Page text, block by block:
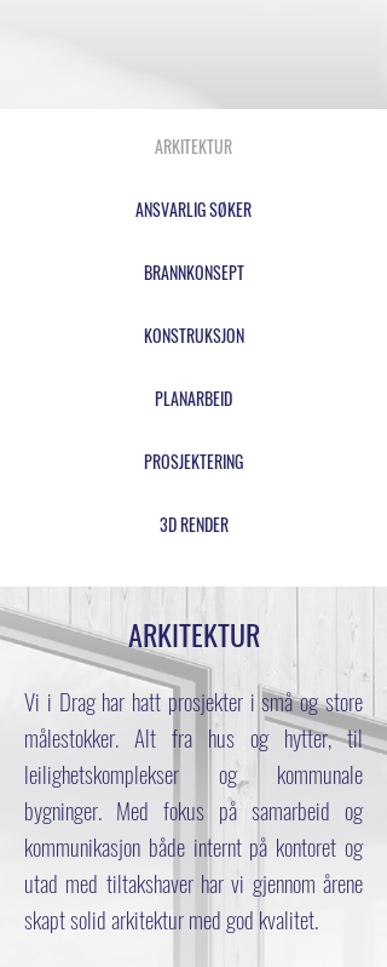
ARKITEKTUR
ANSVARLIG SØKER
BRANNKONSEPT
KONSTRUKSJON
PLANARBEID
PROSJEKTERING
3D RENDER
ARKITEKTUR
Vi i Drag har hatt prosjekter i små og store
målestokker. Alt fra hus og hytter, til
leilighetskomplekser og kommunale
bygninger. Med fokus på samarbeid og
kommunikasjon både internt på kontoret og
utad med tiltakshaver har vi gjennom årene
skapt solid arkitektur med god kvalitet.